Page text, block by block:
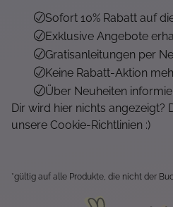
Sofort 10% Rabatt auf
Exklusive Angebote
Gratisanleitungen per
Keine Rabatt-Aktion
Über Neuheiten
Dir wird hier nichts angezeigt?
unsere Cookie-Richtlinien :)
*gültig auf alle Produkte, die nicht der